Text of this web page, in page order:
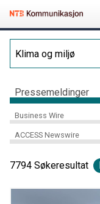
Pressemeldinger
Business Wire
ACCESS Newswire
7794 Søkeresultat